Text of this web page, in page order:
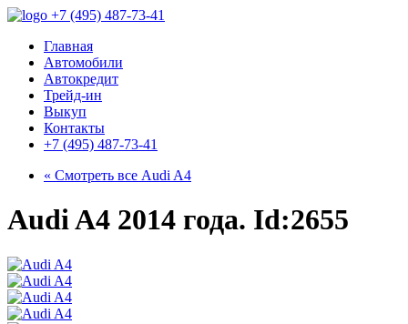
+7 (495) 487-73-41
Главная
Автомобили
Автокредит
Трейд-ин
Выкуп
Контакты
+7 (495) 487-73-41
« Смотреть все Audi A4
Audi A4 2014 года. Id:2655